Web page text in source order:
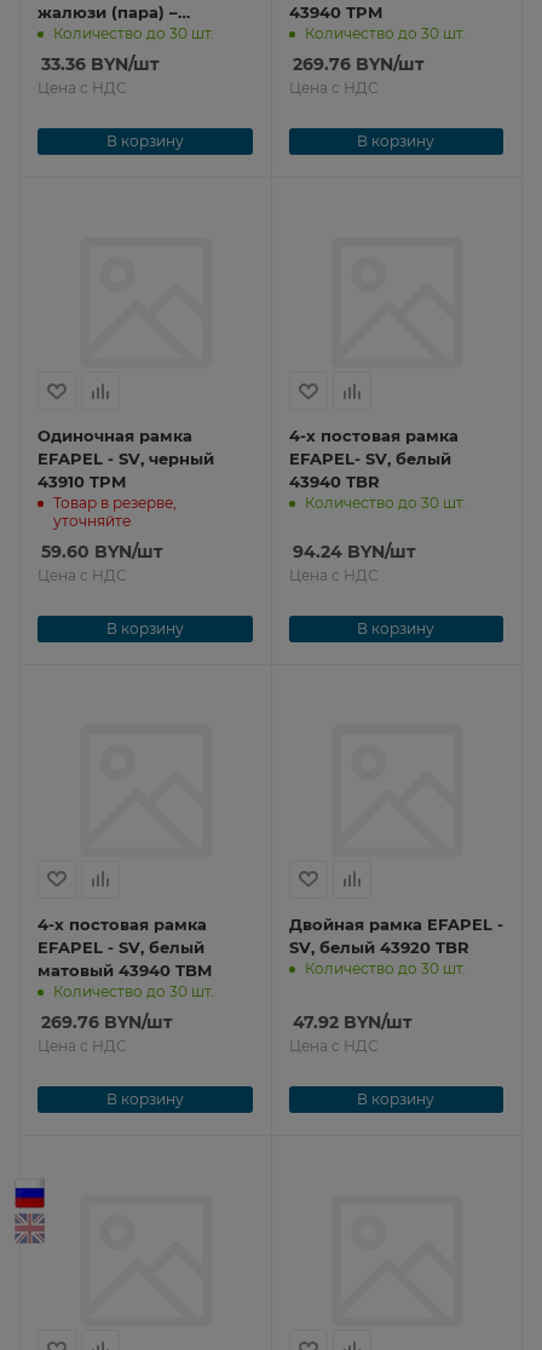
жалюзи (пара) –
матовый черный 50613
TPM
Количество до 30 шт.
33.36 BYN/шт
Цена с НДС
В корзину
43940 TPM
Количество до 30 шт.
269.76BYN/шт
Цена с НДС
В корзину
Одиночная рамка
EFAPEL - SV, черный
43910 TPM
Товар в резерве,
уточняйте
59.60 BYN/шт
Цена с НДС
В корзину
4-х постовая рамка
EFAPEL- SV, белый
43940 TBR
Количество до 30 шт.
94.24BYN/шт
Цена с НДС
В корзину
4-х постовая рамка
EFAPEL - SV, белый
матовый 43940 TBM
Количество до 30 шт.
269.76 BYN/шт
Цена с НДС
В корзину
Двойная рамка EFAPEL -
SV, белый 43920 TBR
Количество до 30 шт.
47.92BYN/шт
Цена с НДС
В корзину